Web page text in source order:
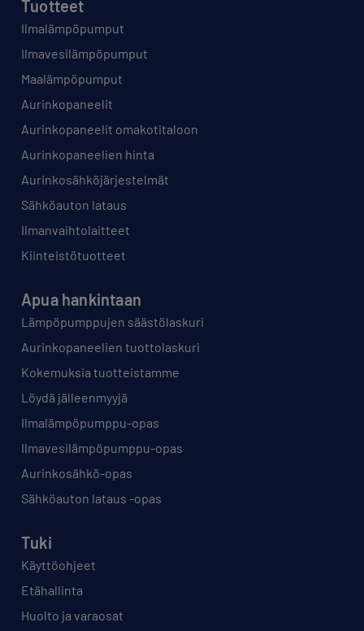
Tuotteet
Ilmalämpöpumput
Ilmavesilämpöpumput
Maalämpöpumput
Aurinkopaneelit
Aurinkopaneelit omakotitaloon
Aurinkopaneelien hinta
Aurinkosähköjärjestelmät
Sähköauton lataus
Ilmanvaihtolaitteet
Kiinteistötuotteet
Apua hankintaan
Lämpöpumppujen säästölaskuri
Aurinkopaneelien tuottolaskuri
Kokemuksia tuotteistamme
Löydä jälleenmyyjä
Ilmalämpöpumppu-opas
Ilmavesilämpöpumppu-opas
Aurinkosähkö-opas
Sähköauton lataus -opas
Tuki
Käyttöohjeet
Etähallinta
Huolto ja varaosat